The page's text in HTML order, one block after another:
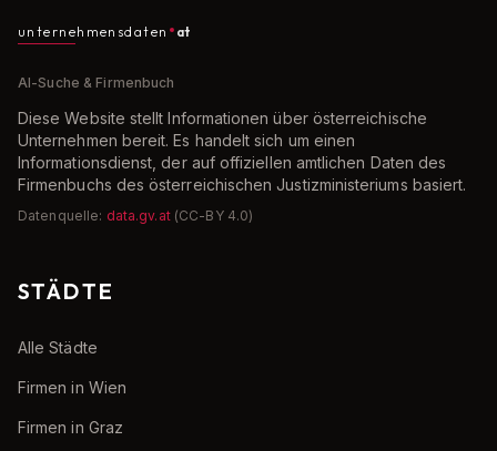
unternehmensdaten at
AI-Suche & Firmenbuch
Diese Website stellt Informationen über österreichische
Unternehmen bereit. Es handelt sich um einen
Informationsdienst, der auf offiziellen amtlichen Daten des
Firmenbuchs des österreichischen Justizministeriums basiert.
Datenquelle: data.gv.at (CC-BY 4.0)
STÄDTE
Alle Städte
Firmen in Wien
Firmen in Graz